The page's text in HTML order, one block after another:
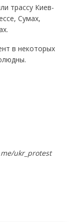
трассу Киев-
Сумах,
в некоторых
ukr_protest